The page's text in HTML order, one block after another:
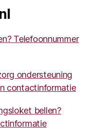
Telefoonnummer
ondersteuning
contactinformatie
bellen?